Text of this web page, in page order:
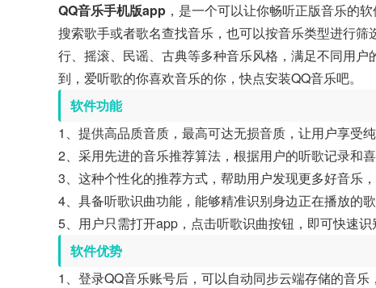
QQ音乐手机版app ，是一个可以让你畅听正版音乐的
搜索歌手或者歌名查找音乐，也可以按音乐类型进行
行、摇滚、民谣、古典等多种音乐风格，满足不同用
到，爱听歌的你喜欢音乐的你，快点安装QQ音乐吧。
软件功能
1、提供高品质音质，最高可达无损音质，让用户享受
2、采用先进的音乐推荐算法，根据用户的听歌记录和
3、这种个性化的推荐方式，帮助用户发现更多好音乐
4、具备听歌识曲功能，能够精准识别身边正在播放的
5、用户只需打开app，点击听歌识曲按钮，即可快速识
软件优势
1、登录QQ音乐账号后，可以自动同步云端存储的音乐